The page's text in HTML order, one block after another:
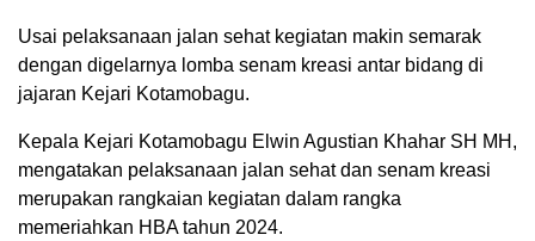
Usai pelaksanaan jalan sehat kegiatan makin semarak
dengan digelarnya lomba senam kreasi antar bidang di
jajaran Kejari Kotamobagu.
Kepala Kejari Kotamobagu Elwin Agustian Khahar SH MH,
mengatakan pelaksanaan jalan sehat dan senam kreasi
merupakan rangkaian kegiatan dalam rangka
memeriahkan HBA tahun 2024.